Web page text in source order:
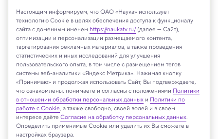
Lisbeth A. Louderback et al./PLOS One, 2026
Реклама
Настоящим информируем, что ОАО «Наука» использует
технологию Cookie в целях обеспечения доступа к функционалу
сайта с доменным именем https://naukatv.ru/(далее — Сайт),
оптимизации и персонализации размещаемого контента,
таргетирования рекламных материалов, а также проведения
статистических и иных исследований для улучшения
пользовательского опыта, в том числе с размещением тегов
системы веб-аналитики «Яндекс Метрика». Нажимая кнопку
«Принимаю» и продолжая использовать Сайт, Вы подтверждаете,
что ознакомлены, понимаете и согласны с положениями Политики
в отношении обработки персональных данных и Политики по
работе с Cookie, а также свободно, своей волей и в своем
интересе даёте Согласие на обработку персональных данных.
Определить применимые Cookie или удалить их Вы сможете в
настройках браузера.